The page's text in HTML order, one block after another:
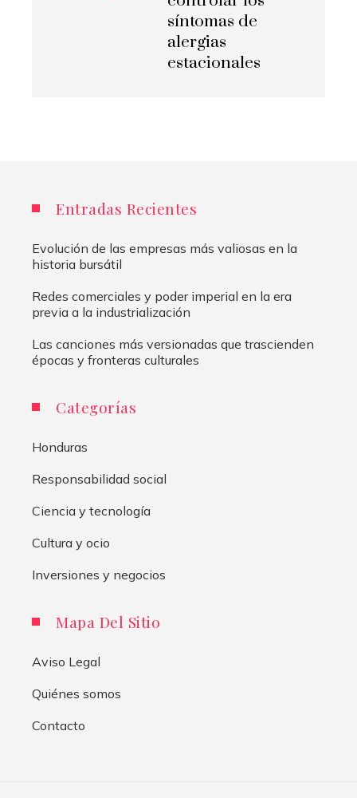
síntomas de
alergias
estacionales
Entradas Recientes
Evolución de las empresas más valiosas en la
historia bursátil
Redes comerciales y poder imperial en la era
previa a la industrialización
Las canciones más versionadas que trascienden
épocas y fronteras culturales
Categorías
Honduras
Responsabilidad social
Ciencia y tecnología
Cultura y ocio
Inversiones y negocios
Mapa Del Sitio
Aviso Legal
Quiénes somos
Contacto